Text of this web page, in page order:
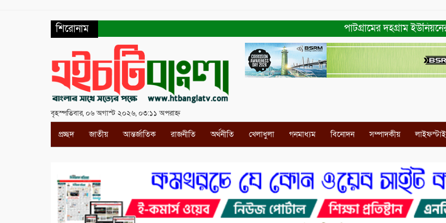
শিরোনাম পাটগ্রামের দহগ্রাম ইউনিয়নের
বৃহস্পতিবার, ০৬ অগাস্ট ২০২৬, ০৩:১১ অপরাহ্ন
প্রচ্ছদ জাতীয় আন্তর্জাতিক রাজনীতি অর্থনীতি খেলাধুলা গনমাধ্যম বিনোদন সম্পাদকীয়